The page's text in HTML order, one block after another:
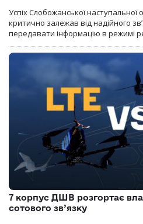
Успіх Слобожанської наступальної
критично залежав від надійного
передавати інформацію в режимі
7 корпус ДШВ розгортає
сотового зв’язку